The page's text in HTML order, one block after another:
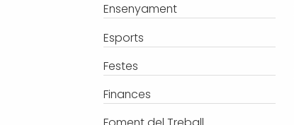
Ensenyament
Esports
Festes
Finances